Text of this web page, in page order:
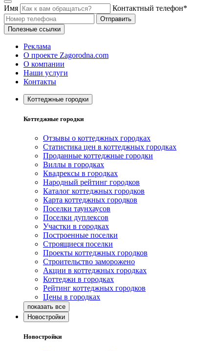
Имя Контактный телефон*
Отправить
Полезные ссылки
Реклама
О проекте Zagorodna.com
О компании
Наши услуги
Контакты
Коттеджные городки
Коттеджные городки
Отзывы о коттеджных городках
Статистика цен в коттеджных городках
Проданные коттеджные городки
Виллы в городках
Квадрексы в городках
Народный рейтинг городков
Каталог коттеджных городков
Карта коттеджных городков
Поселки таунхаусов
Поселки дуплексов
Участки в городках
Построенные поселки
Строящиеся поселки
Проекты коттеджных городков
Строительство заморожено
Акции в коттеджных городках
Коттеджи в городках
Рейтинг коттеджных городков
Цены в городках
Новостройки
Новостройки